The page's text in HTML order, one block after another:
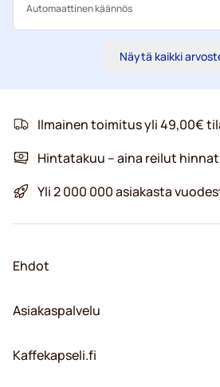
Automaattinen käännös
Näytä kaikki
Ilmainen toimitus yli 49,00€
Hintatakuu – aina reilut
Yli 2 000 000 asiakasta
Ehdot
Asiakaspalvelu
Kaffekapseli.fi